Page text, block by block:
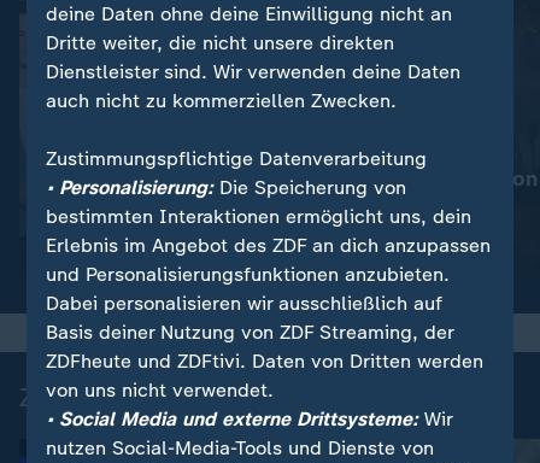
Wetter
So wird das Wetter
Video1:20
Nachrichten | heute
Mehr
Waldbrände
Video1:32
Zuletzt auf ZDFheute veröffentlicht
deine Daten ohne deine Einwilligung nicht an
Dritte weiter, die nicht unsere direkten
Dienstleister sind. Wir verwenden deine Daten
auch nicht zu kommerziellen Zwecken.
Zustimmungspflichtige Datenverarbeitung
• Personalisierung:Die Speicherung von
bestimmten Interaktionen ermöglicht uns, dein
Erlebnis im Angebot des ZDF an dich anzupassen
und Personalisierungsfunktionen anzubieten.
Dabei personalisieren wir ausschließlich auf
Basis deiner Nutzung von ZDF Streaming, der
ZDFheute und ZDFtivi. Daten von Dritten werden
von uns nicht verwendet.
• Social Media und externe Drittsysteme:Wir
nutzen Social-Media-Tools und Dienste von